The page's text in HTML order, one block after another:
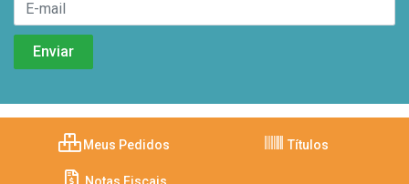
Meus Pedidos Títulos